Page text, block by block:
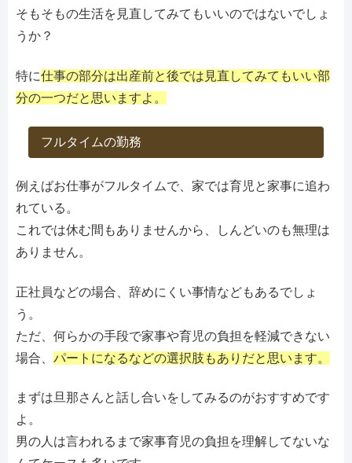
そもそもの生活を見直してみてもいいのではないでしょ
うか？
特に仕事の部分は出産前と後では見直してみてもいい部
分の一つだと思いますよ。
フルタイムの勤務
例えばお仕事がフルタイムで、家では育児と家事に追わ
れている。
これでは休む間もありませんから、しんどいのも無理は
ありません。
正社員などの場合、辞めにくい事情などもあるでしょ
う。
ただ、何らかの手段で家事や育児の負担を軽減できない
場合、 パートになるなどの選択肢もありだと思います。
まずは旦那さんと話し合いをしてみるのがおすすめです
よ。
男の人は言われるまで家事育児の負担を理解してないな